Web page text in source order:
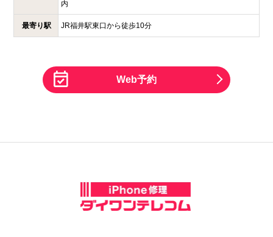
内
最寄り駅 JR福井駅東口から徒歩10分
Web予約